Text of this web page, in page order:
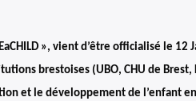
», vient d’être officialisé le 12
brestoises (UBO, CHU de
et le développement de l’enfant